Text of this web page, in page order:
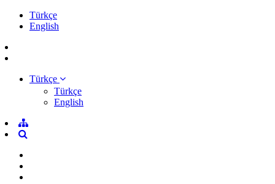
Türkçe
English
Türkçe
Türkçe
English